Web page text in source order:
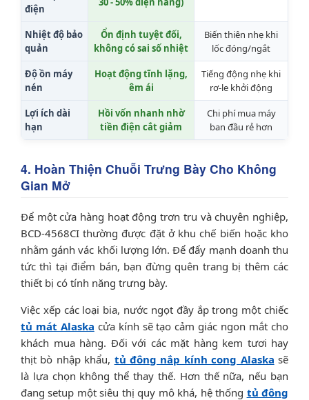
điện
Nhiệt độ bảo
quản
Ổn định tuyệt đối,
không có sai số nhiệt
Biến thiên nhẹ khi
lốc đóng/ngắt
Độ ồn máy
nén
Hoạt động tĩnh lặng,
êm ái
Tiếng động nhẹ khi
rơ-le khởi động
Lợi ích dài
hạn
Hồi vốn nhanh nhờ
tiền điện cắt giảm
Chi phí mua máy
ban đầu rẻ hơn
4. Hoàn Thiện Chuỗi Trưng Bày Cho Không
Gian Mở
Để một cửa hàng hoạt động trơn tru và chuyên nghiệp,
BCD-4568CI thường được đặt ở khu chế biến hoặc kho
nhằm gánh vác khối lượng lớn. Để đẩy mạnh doanh thu
tức thì tại điểm bán, bạn đừng quên trang bị thêm các
thiết bị có tính năng trưng bày.
Việc xếp các loại bia, nước ngọt đầy ắp trong một chiếc
tủ mát Alaska cửa kính sẽ tạo cảm giác ngon mắt cho
khách mua hàng. Đối với các mặt hàng kem tươi hay
thịt bò nhập khẩu, tủ đông nắp kính cong Alaska sẽ
là lựa chọn không thể thay thế. Hơn thế nữa, nếu bạn
đang setup một siêu thị quy mô khá, hệ thống tủ đông